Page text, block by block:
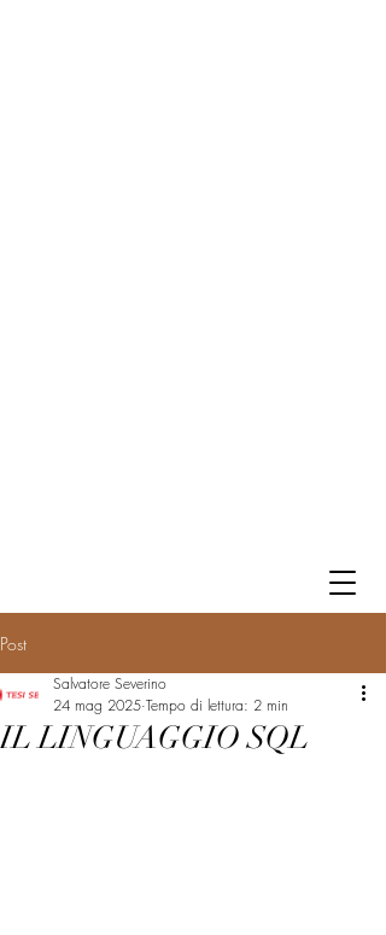
Post
IL LINGUAGGIO SQL
Salvatore Severino
24 mag 2025 Tempo di lettura: 2 min